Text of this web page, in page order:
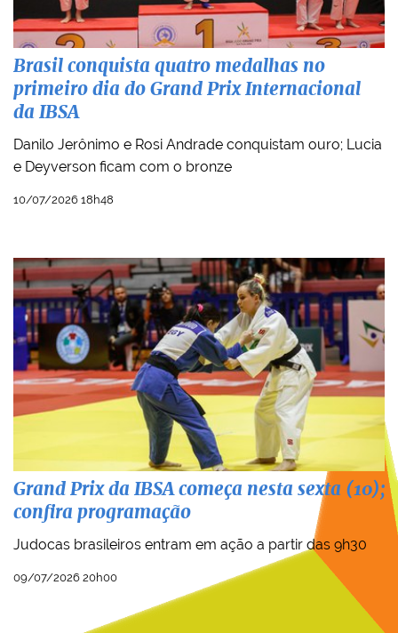
Brasil conquista quatro medalhas no
primeiro dia do Grand Prix Internacional
da IBSA
Danilo Jerônimo e Rosi Andrade conquistam ouro; Lucia
e Deyverson ficam com o bronze
10/07/2026 18h48
Grand Prix da IBSA começa nesta sexta (10);
confira programação
Judocas brasileiros entram em ação a partir das 9h30
09/07/2026 20h00